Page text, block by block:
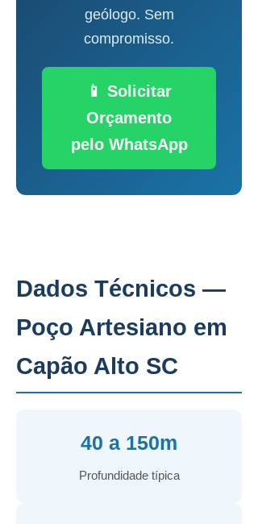
geólogo. Sem
compromisso.
📱 Solicitar
Orçamento
pelo WhatsApp
Dados Técnicos —
Poço Artesiano em
Capão Alto SC
40 a 150m
Profundidade típica